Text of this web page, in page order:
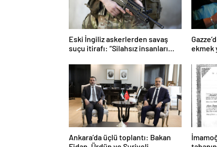
Eski İngiliz askerlerden savaş
suçu itirafı: “Silahsız insanları
ekmek
Ankara’da üçlü toplantı: Bakan